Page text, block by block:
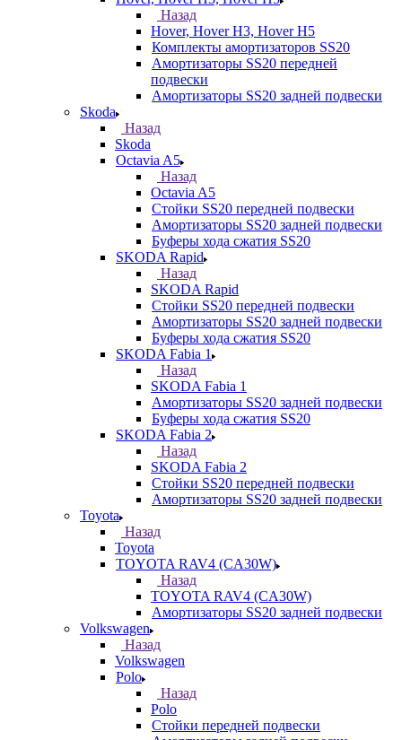
Назад
Hover, Hover H3, Hover H5
Комплекты амортизаторов SS20
Амортизаторы SS20 передней
подвески
Амортизаторы SS20 задней подвески
Skoda
Назад
Skoda
Octavia A5
Назад
Octavia A5
Стойки SS20 передней подвески
Амортизаторы SS20 задней подвески
Буферы хода сжатия SS20
SKODA Rapid
Назад
SKODA Rapid
Стойки SS20 передней подвески
Амортизаторы SS20 задней подвески
Буферы хода сжатия SS20
SKODA Fabia 1
Назад
SKODA Fabia 1
Амортизаторы SS20 задней подвески
Буферы хода сжатия SS20
SKODA Fabia 2
Назад
SKODA Fabia 2
Стойки SS20 передней подвески
Амортизаторы SS20 задней подвески
Toyota
Назад
Toyota
TOYOTA RAV4 (CA30W)
Назад
TOYOTA RAV4 (CA30W)
Амортизаторы SS20 задней подвески
Volkswagen
Назад
Volkswagen
Polo
Назад
Polo
Стойки передней подвески